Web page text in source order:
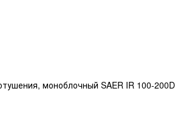
моноблочный SAER IR 100-200D